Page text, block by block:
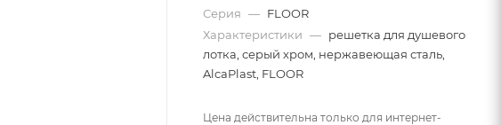
Серия — FLOOR
Характеристики — решетка для душевого
лотка, серый хром, нержавеющая сталь,
AlcaPlast, FLOOR
Цена действительна только для интернет-